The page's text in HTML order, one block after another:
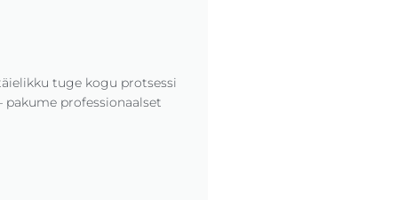
tuge kogu protsessi
professionaalset